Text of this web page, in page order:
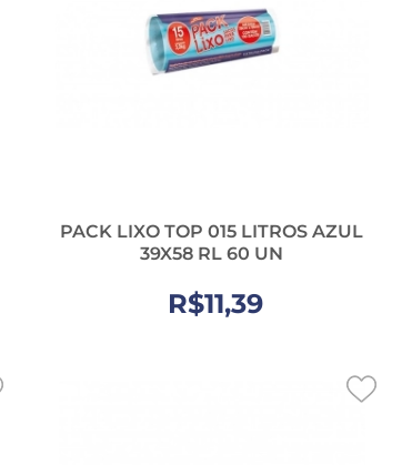
PACK LIXO TOP 015 LITROS AZUL
39X58 RL 60 UN
R$11,39